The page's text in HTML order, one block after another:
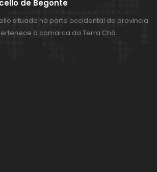
de Begonte
situado na parte occidental da provincia
á comarca da Terra Chá.